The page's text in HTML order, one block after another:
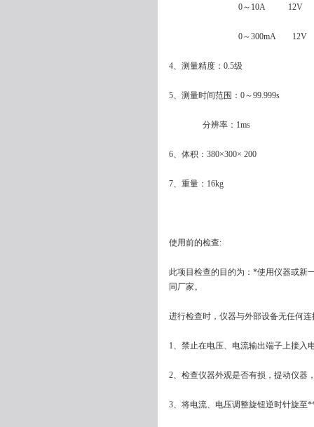
0～10A 12V
0～300mA 12V
4、测量精度：0.5级
5、测量时间范围：0～99.999s
分辨率：1ms
6、体积：380×300× 200
7、重量：16kg
使用前的检查:
此项目检查的目的为：*使用仪器或新
同厂家。
进行检查时，仪器与外部设备无任何
1、禁止在电压、电流输出端子上接入
2、检查仪器外观是否有损，提动仪器
3、将电流、电压调整旋钮逆时针旋至